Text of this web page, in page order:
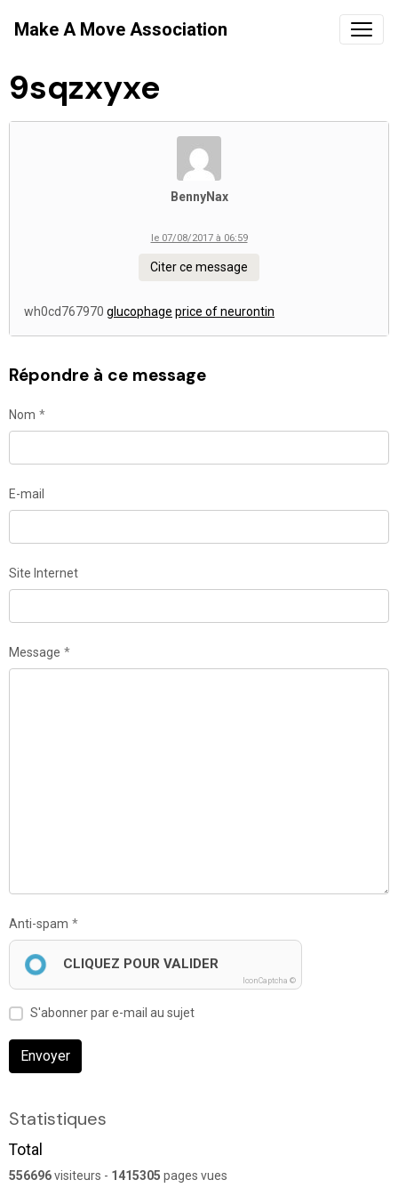
Make A Move Association
9sqzxyxe
BennyNax
le 07/08/2017 à 06:59
Citer ce message
wh0cd767970 glucophage price of neurontin
Répondre à ce message
Nom
E-mail
Site Internet
Message
Anti-spam
CLIQUEZ POUR VALIDER
IconCaptcha ©
S'abonner par e-mail au sujet
Envoyer
Statistiques
Total
556696visiteurs - 1415305 pages vues